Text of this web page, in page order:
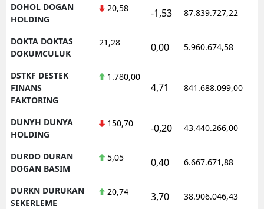
DOHOL DOGAN
HOLDING
20,58 -1,53 87.839.727,22
DOKTA DOKTAS
DOKUMCULUK
21,28 0,00 5.960.674,58
DSTKF DESTEK
FINANS
FAKTORING
1.780,00
4,71 841.688.099,00
DUNYH DUNYA
HOLDING
150,70 -0,20 43.440.266,00
DURDO DURAN
DOGAN BASIM
5,05 0,40 6.667.671,88
DURKN DURUKAN
SEKERLEME
20,74 3,70 38.906.046,43